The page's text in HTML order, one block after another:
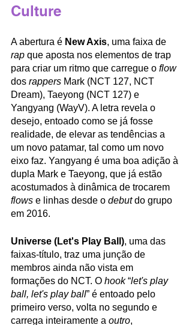
Culture
A abertura é New Axis, uma faixa de
rap que aposta nos elementos de trap
para criar um ritmo que carregue o flow
dos rappers Mark (NCT 127, NCT
Dream), Taeyong (NCT 127) e
Yangyang (WayV). A letra revela o
desejo, entoado como se já fosse
realidade, de elevar as tendências a
um novo patamar, tal como um novo
eixo faz. Yangyang é uma boa adição à
dupla Mark e Taeyong, que já estão
acostumados à dinâmica de trocarem
flows e linhas desde o debut do grupo
em 2016.
Universe (Let's Play Ball), uma das
faixas-título, traz uma junção de
membros ainda não vista em
formações do NCT. O hook “let's play
ball, let's play ball” é entoado pelo
primeiro verso, volta no segundo e
carrega inteiramente a outro,